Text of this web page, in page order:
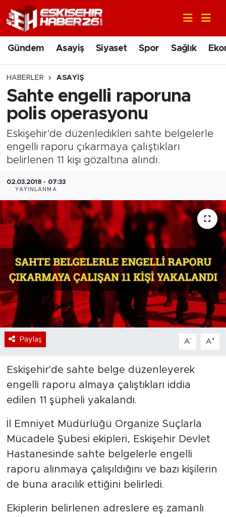
Gündem Asayiş Siyaset Spor Sağlık
HABERLER ASAYIŞ
Sahte engelli raporuna
polis operasyonu
Eskişehir'de düzenledikleri sahte belgelerle
engelli raporu çıkarmaya çalıştıkları
belirlenen 11 kişi gözaltına alındı.
02.03.2018 - 07:33
YAYINLANMA
Paylaş A- A+
Eskişehir'de sahte belge düzenleyerek
engelli raporu almaya çalıştıkları iddia
edilen 11 şüpheli yakalandı.
İl Emniyet Müdürlüğü Organize Suçlarla
Mücadele Şubesi ekipleri, Eskişehir Devlet
Hastanesinde sahte belgelerle engelli
raporu alınmaya çalışıldığını ve bazı kişilerin
de buna aracılık ettiğini belirledi.
Ekiplerin belirlenen adreslere eş zamanlı
Gündem
Asayiş
Siyaset
Spor
Sağlık
Eğitim
Sanat
Teknoloji
Magazin
Dünya
Sektör
Nöbetçi Eczaneler
Hava Durumu
Trafik Durumu
Süper Lig Puan Durumu ve Fikstür
Tüm Manşetler
Son Dakika Haberleri
Haber Arşivi